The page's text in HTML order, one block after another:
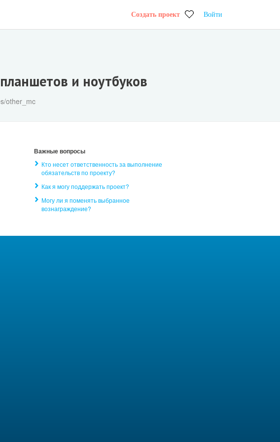
Создать проект Войти
и ноутбуков
other_mc
Важные вопросы
Кто несет ответственность за выполнение
обязательств по проекту?
Как я могу поддержать проект?
Могу ли я поменять выбранное
вознаграждение?